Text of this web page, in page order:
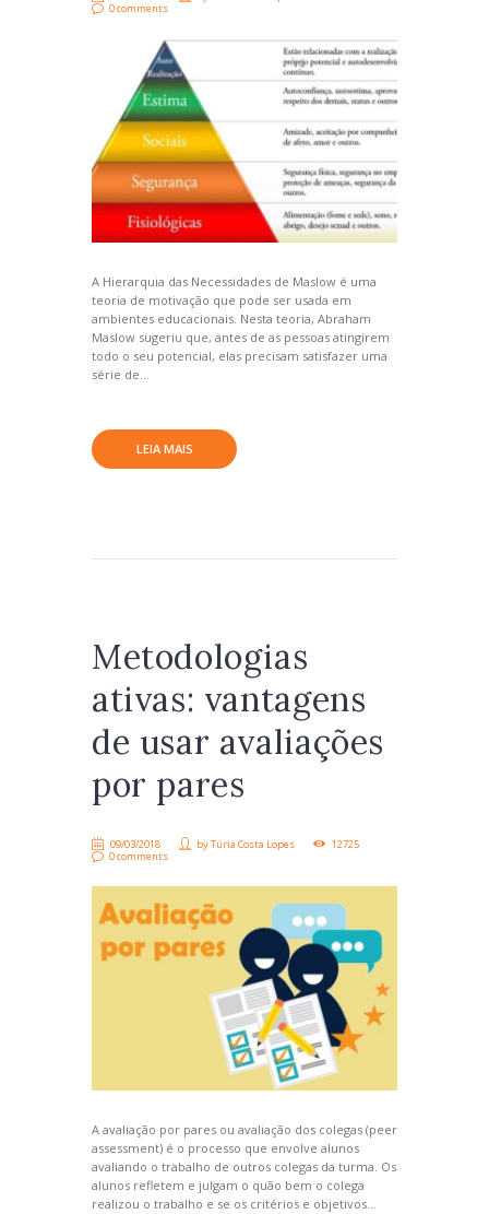
0 comments
A Hierarquia das Necessidades de Maslow é uma
teoria de motivação que pode ser usada em
ambientes educacionais. Nesta teoria, Abraham
Maslow sugeriu que, antes de as pessoas atingirem
todo o seu potencial, elas precisam satisfazer uma
série de...
LEIA MAIS
Metodologias
ativas: vantagens
de usar avaliações
por pares
09/03/2018 byTúria Costa Lopes
12725
0 comments
A avaliação por pares ou avaliação dos colegas (peer
assessment) é o processo que envolve alunos
avaliando o trabalho de outros colegas da turma. Os
alunos refletem e julgam o quão bem o colega
realizou o trabalho e se os critérios e objetivos...